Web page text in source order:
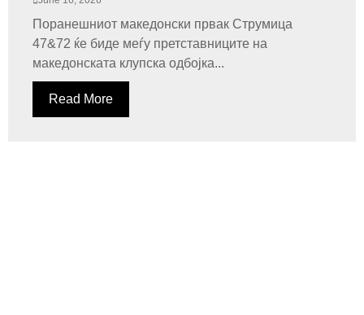
Поранешниот македонски првак Струмица
47&72 ќе биде меѓу претставниците на
македонската клупска одбојка...
Read More